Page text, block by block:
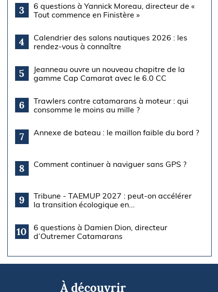
3
6 questions à Yannick Moreau, directeur de «
Tout commence en Finistère »
4
Calendrier des salons nautiques 2026 : les
rendez-vous à connaître
5
Jeanneau ouvre un nouveau chapitre de la
gamme Cap Camarat avec le 6.0 CC
6
Trawlers contre catamarans à moteur : qui
consomme le moins au mille ?
7 Annexe de bateau : le maillon faible du bord ?
8 Comment continuer à naviguer sans GPS ?
9
Tribune - TAEMUP 2027 : peut-on accélérer
la transition écologique en...
10
6 questions à Damien Dion, directeur
d’Outremer Catamarans
À découvrir